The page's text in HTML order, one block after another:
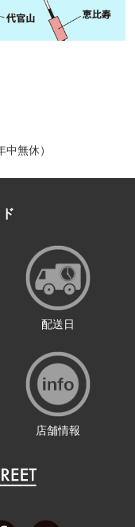
無休）
配送日
店舗情報